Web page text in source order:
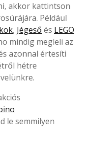
akkor kattintson
Például
, Jégeső és LEGO
mindig megleli az
azonnal értesíti
hétre
le semmilyen